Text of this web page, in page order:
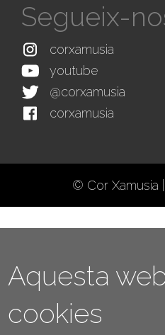
Segueix-
corxamusia
youtube
@corxamusia
corxamusia
© Cor Xamusia
Aquesta
cookies